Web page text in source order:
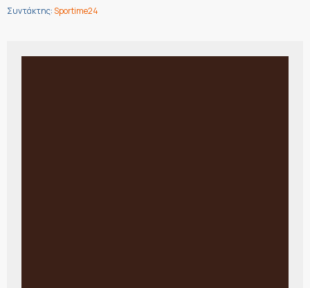
Συντάκτης:Sportime24